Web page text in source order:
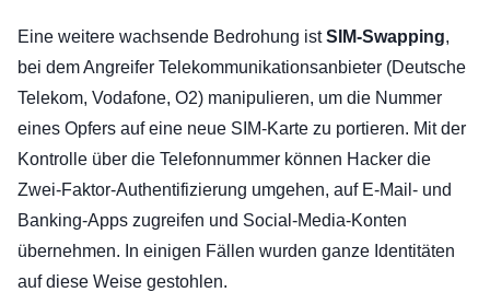
Eine weitere wachsende Bedrohung istSIM-Swapping,
bei dem Angreifer Telekommunikationsanbieter (Deutsche
Telekom, Vodafone, O2) manipulieren, um die Nummer
eines Opfers auf eine neue SIM-Karte zu portieren. Mit der
Kontrolle über die Telefonnummer können Hacker die
Zwei-Faktor-Authentifizierung umgehen, auf E-Mail- und
Banking-Apps zugreifen und Social-Media-Konten
übernehmen. In einigen Fällen wurden ganze Identitäten
auf diese Weise gestohlen.